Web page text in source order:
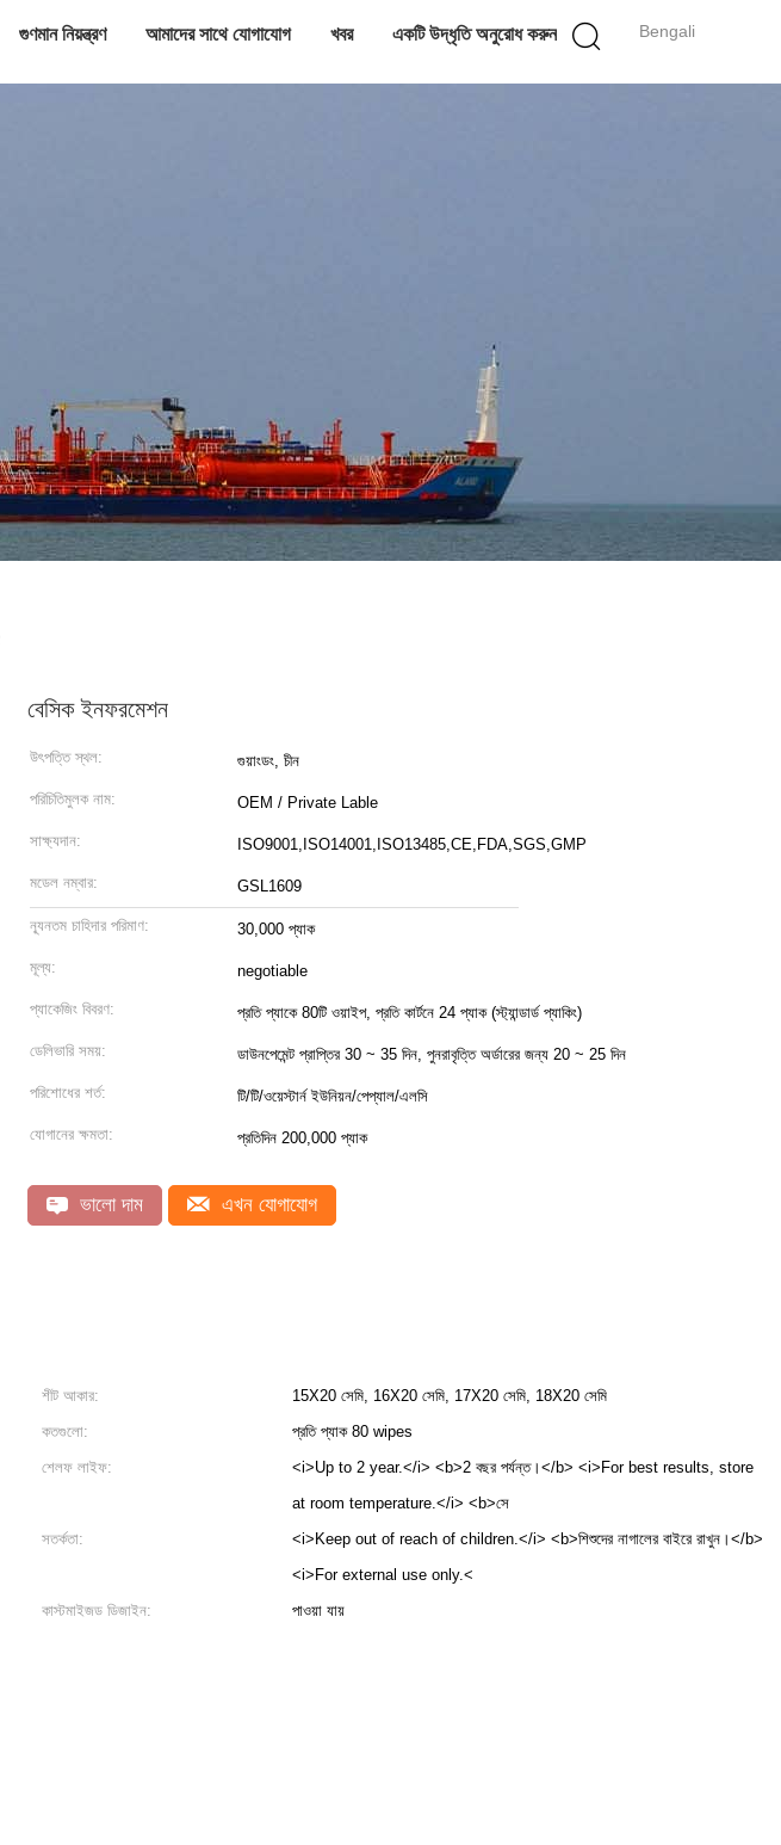
Bengali
গুণমান নিয়ন্ত্রণ আমাদের সাথে যোগাযোগ খবর একটি উদ্ধৃতি অনুরোধ করুন
বেসিক ইনফরমেশন
উৎপত্তি স্থল: গুয়াংডং, চীন
পরিচিতিমুলক নাম: OEM / Private Lable
সাক্ষ্যদান: ISO9001,ISO14001,ISO13485,CE,FDA,SGS,GMP
মডেল নম্বার: GSL1609
ন্যূনতম চাহিদার পরিমাণ: 30,000 প্যাক
মূল্য: negotiable
প্যাকেজিং বিবরণ: প্রতি প্যাকে 80টি ওয়াইপ, প্রতি কার্টনে 24 প্যাক (স্ট্যান্ডার্ড প্যাকিং)
ডেলিভারি সময়: ডাউনপেমেন্ট প্রাপ্তির 30 ~ 35 দিন, পুনরাবৃত্তি অর্ডারের জন্য 20 ~ 25 দিন
পরিশোধের শর্ত: টি/টি/ওয়েস্টার্ন ইউনিয়ন/পেপ্যাল/এলসি
যোগানের ক্ষমতা: প্রতিদিন 200,000 প্যাক
ভালো দাম এখন যোগাযোগ
শীট আকার:
15X20 সেমি, 16X20 সেমি, 17X20 সেমি, 18X20 সেমি
কতগুলো:
প্রতি প্যাক 80 wipes
শেলফ লাইফ:
<i>Up to 2 year.</i> <b>2 বছর পর্যন্ত।</b> <i>For best results, store
at room temperature.</i> <b>সে
সতর্কতা:
<i>Keep out of reach of children.</i> <b>শিশুদের নাগালের বাইরে রাখুন।</b>
<i>For external use only.<
কাস্টমাইজড ডিজাইন: পাওয়া যায়